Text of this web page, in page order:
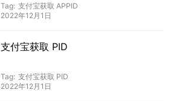
Tag: 支付宝获取 APPID
2022年12月1日
支付宝获取 PID
Tag: 支付宝获取 PID
2022年12月1日